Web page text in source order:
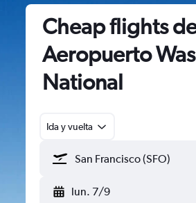
Cheap flights
Aeropuerto
National
Ida y vuelta
lun. 7/9